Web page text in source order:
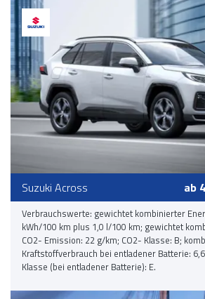
Suzuki Across ab
Verbrauchswerte: gewichtet kombinierter
kWh/100 km plus 1,0 l/100 km; gewichtet
CO2- Emission: 22 g/km; CO2- Klasse: B;
Kraftstoffverbrauch bei entladener Batterie:
Klasse (bei entladener Batterie): E.